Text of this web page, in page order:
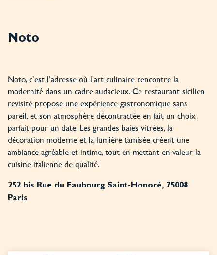
Noto
Noto, c’est l’adresse où l’art culinaire rencontre la
modernité dans un cadre audacieux. Ce restaurant sicilien
revisité propose une expérience gastronomique sans
pareil, et son atmosphère décontractée en fait un choix
parfait pour un date. Les grandes baies vitrées, la
décoration moderne et la lumière tamisée créent une
ambiance agréable et intime, tout en mettant en valeur la
cuisine italienne de qualité.
252 bis Rue du Faubourg Saint-Honoré, 75008
Paris